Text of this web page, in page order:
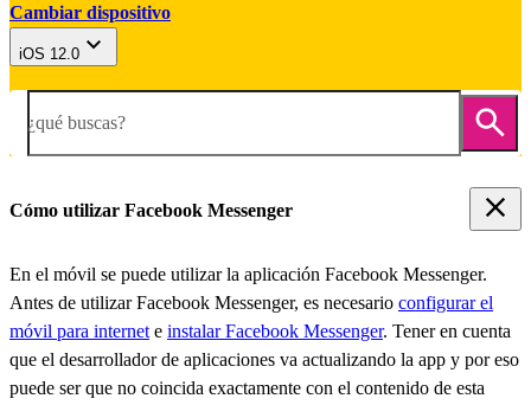
Cambiar dispositivo
iOS 12.0
¿qué buscas?
Cómo utilizar Facebook Messenger
En el móvil se puede utilizar la aplicación Facebook Messenger.
Antes de utilizar Facebook Messenger, es necesario configurar el
móvil para internet e instalar Facebook Messenger. Tener en cuenta
que el desarrollador de aplicaciones va actualizando la app y por eso
puede ser que no coincida exactamente con el contenido de esta